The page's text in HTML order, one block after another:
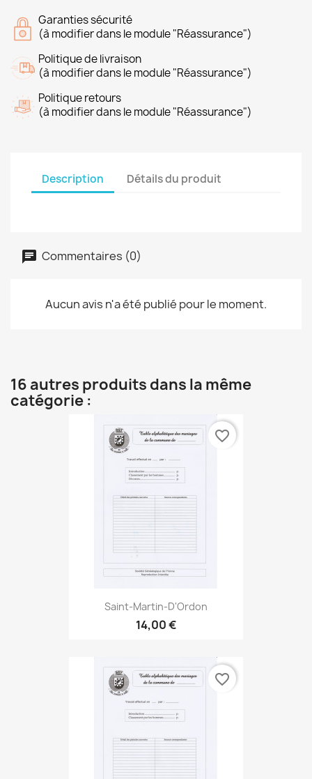
Garanties sécurité
(à modifier dans le module "Réassurance")
Politique de livraison
(à modifier dans le module "Réassurance")
Politique retours
(à modifier dans le module "Réassurance")
Description Détails du produit
Commentaires (0)
Aucun avis n'a été publié pour le moment.
16 autres produits dans la même
catégorie :
Saint-Martin-D'Ordon
14,00 €
favorite_border
favorite_border